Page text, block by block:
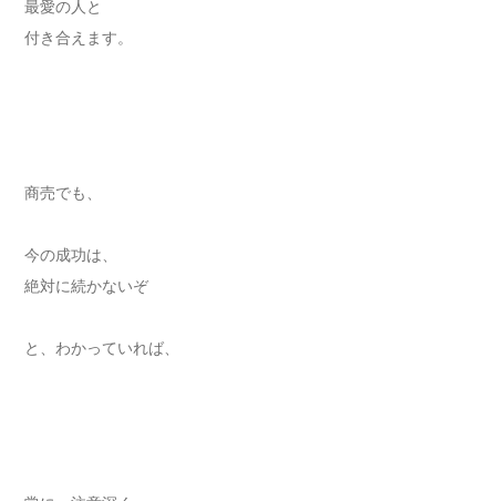
最愛の人と
付き合えます。
商売でも、
今の成功は、
絶対に続かないぞ
と、わかっていれば、